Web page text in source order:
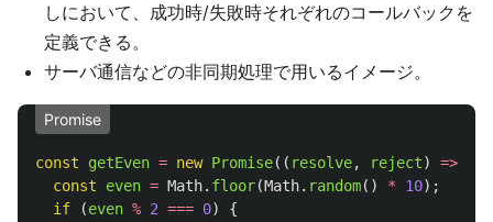
しにおいて、成功時/失敗時それぞれのコールバックを
定義できる。
サーバ通信などの非同期処理で用いるイメージ。
Promise
const getEven = new Promise(( resolve, reject) =>
const
even = Math. floor(Math. random() * 10);
if
(even % 2 === 0)
{